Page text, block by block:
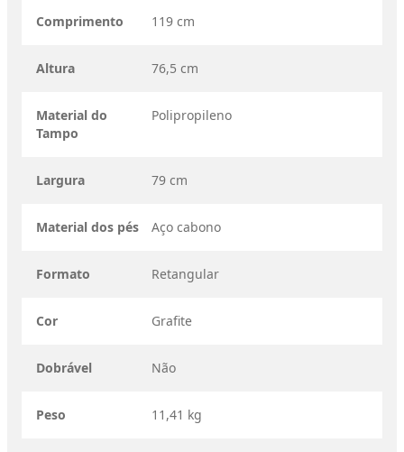
Comprimento 119 cm
Altura 76,5 cm
Material do
Tampo
Polipropileno
Largura 79 cm
Material dos pés Aço cabono
Formato Retangular
Cor Grafite
Dobrável Não
Peso 11,41 kg